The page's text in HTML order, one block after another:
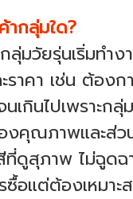
ากลุ่มใด?
มวัยรุ่นเริ่มทำ
าคา เช่น ต้อง
เกินไปเพราะ
งคุณภาพและส่
ดูสุภาพ ไม่ฉูดฉ
ซื้อแต่ต้องเหม